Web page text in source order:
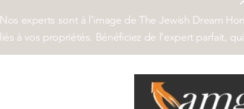
Nos experts sont à l’image de The Jewish Dream
liés à vos propriétés. Bénéficiez de l’expert parfait,